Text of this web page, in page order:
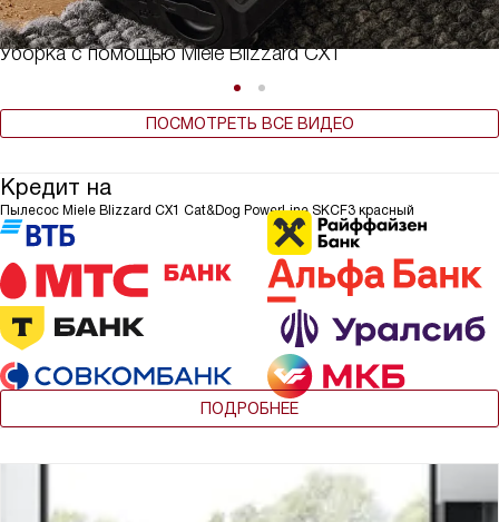
Уборка с помощью Miele Blizzard CX1
ПОСМОТРЕТЬ ВСЕ ВИДЕО
Кредит на
Пылесос Miele Blizzard CX1 Cat&Dog PowerLine SKCF3 красный
ПОДРОБНЕЕ